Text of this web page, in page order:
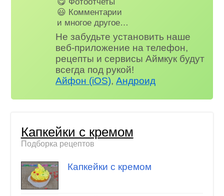
😃 Комментарии
и многое другое…
Не забудьте установить наше
веб-приложение на телефон,
рецепты и сервисы Аймкук будут
всегда под рукой!
Айфон (iOS),Андроид
Капкейки с кремом
Подборка рецептов
Капкейки с кремом